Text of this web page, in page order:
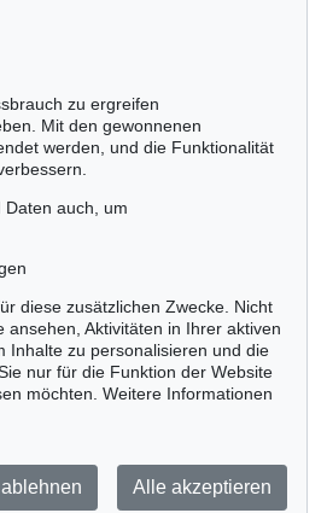
545 - Lot 38
NOLDE
, 1915
€ 635.000
zum Newsletter anmelden >
Datenschutz
Impressum
zu ergreifen
Mit den gewonnenen
werden, und die Funktionalität
Daten auch, um
diese zusätzlichen Zwecke. Nicht
Aktivitäten in Ihrer aktiven
Inhalte zu personalisieren und die
nur für die Funktion der Website
möchten. Weitere Informationen
Alle akzeptieren